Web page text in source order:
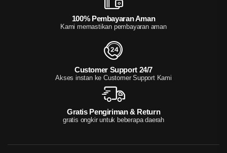
100% Pembayaran Aman
Kami memastikan pembayaran aman
Customer Support 24/7
Akses instan ke Customer Support Kami
Gratis Pengiriman & Return
gratis ongkir untuk beberapa daerah